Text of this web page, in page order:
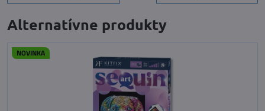
Alternatívne produkty
NOVINKA